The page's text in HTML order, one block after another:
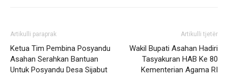
Artikulli paraprak
Ketua Tim Pembina Posyandu
Asahan Serahkan Bantuan
Untuk Posyandu Desa Sijabut
Artikulli tjetër
Wakil Bupati Asahan Hadiri
Tasyakuran HAB Ke 80
Kementerian Agama RI